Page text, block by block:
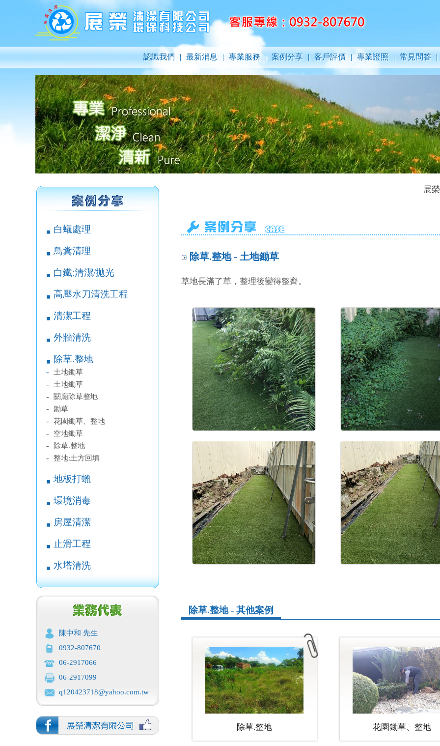
認識我們 | 最新消息 | 專業服務 | 案例分享 | 客戶評價 | 專業證照 | 常見問答 |
￭ 白蟻處理
￭ 鳥糞清理
￭ 白鐵:清潔/拋光
￭ 高壓水刀清洗工程
￭ 清潔工程
￭ 外牆清洗
￭ 除草.整地
- 土地鋤草
- 土地鋤草
- 關廟除草整地
- 鋤草
- 花園鋤草、整地
- 空地鋤草
- 除草.整地
- 整地:土方回填
￭ 地板打蠟
￭ 環境消毒
￭ 房屋清潔
￭ 止滑工程
￭ 水塔清洗
陳中和 先生
0932-807670
06-2917066
06-2917099
q120423718@yahoo.com.tw
展榮清
除草.整地 - 土地鋤草
草地長滿了草，整理後變得整齊。
除草.整地 - 其他案例
除草.整地 花園鋤草、整地